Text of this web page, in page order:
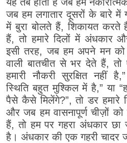
जब हम लगातार दूसरों के बारे
में बुरा बोलते हैं, शिकायत करते
हैं, तो हमारे दिलों में अंधकार
इसी तरह, जब हम अपने मन को
वाली बातचीत से भर देते हैं,
हमारी नौकरी सुरक्षित नहीं
स्थिति बहुत मुश्किल में है,” या
पैसे कैसे मिलेंगे?”, तो डर हमारे
और जब हम वासनापूर्ण चीज़ों
हैं, तो हम पर गहरा अंधकार छा
है। अंधकार की एक गहरी चादर